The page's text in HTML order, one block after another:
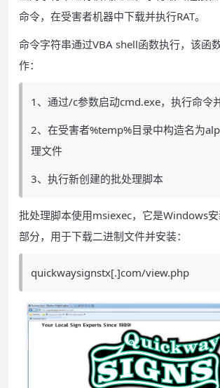
命令，在受害者机器中下载并执行RAT。
命令字符串通过VBA shell函数执行，该函
作：
1、通过/c参数启动cmd.exe，执行命令
2、在受害者%temp%目录中构造名为
理文件
3、执行新创建的批处理脚本
批处理脚本使用msiexec，它是Windows
部分，用于下载二进制文件并安装：
quickwaysignstx[.]com/view.php